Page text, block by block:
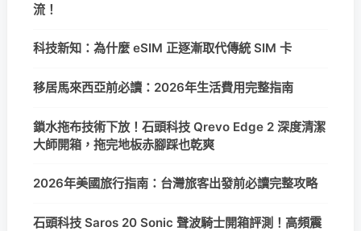
流！
科技新知：為什麼 eSIM 正逐漸取代傳統 SIM 卡
移居馬來西亞前必讀：2026年生活費用完整指南
鎖水拖布技術下放！石頭科技 Qrevo Edge 2 深度清潔
大師開箱，拖完地板赤腳踩也乾爽
2026年美國旅行指南：台灣旅客出發前必讀完整攻略
石頭科技 Saros 20 Sonic 聲波騎士開箱評測！高頻震